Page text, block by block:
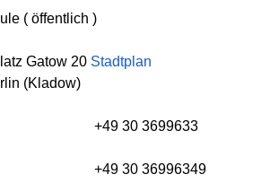
( öffentlich )
Gatow 20 Stadtplan
(Kladow)
+49 30 3699633
+49 30 36996349